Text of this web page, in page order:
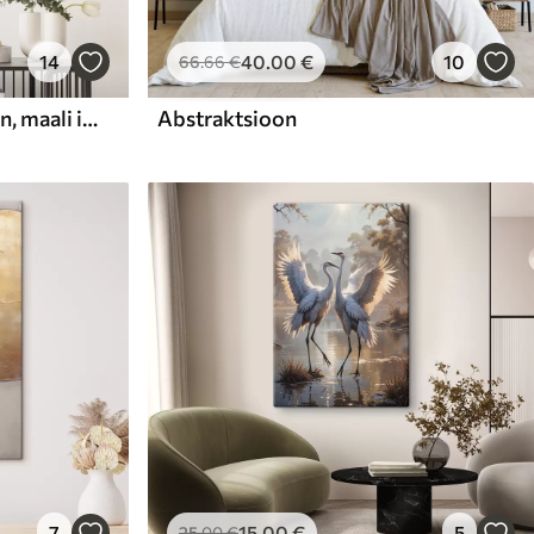
14
Abstraktne kompositsioon, maali imitatsioon
66.66€40.00€ 10
Abstraktsioon